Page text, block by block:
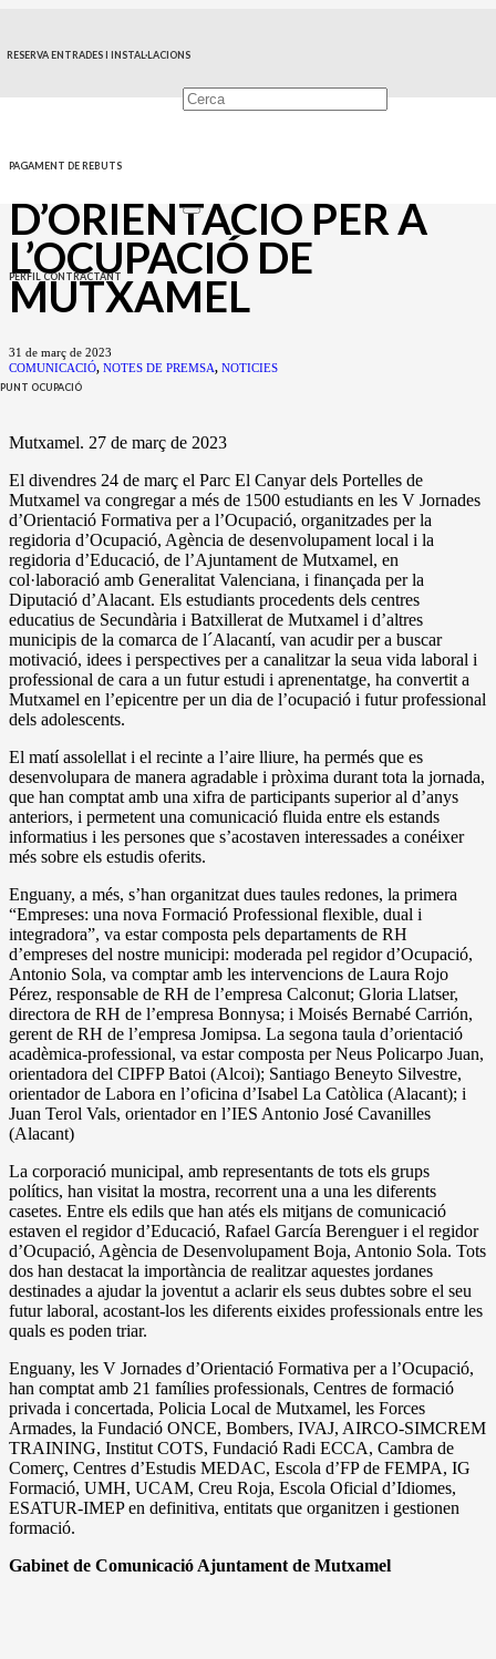
RESERVA ENTRADES I INSTAL·LACIONS
PAGAMENT DE REBUTS
PERFIL CONTRACTANT
PUNT OCUPACIÓ
MÉS DE 1500
ESTUDIANTS
JORNADES
D’ORIENTACIÓ PER A
L’OCUPACIÓ DE
MUTXAMEL
31 de març de 2023
COMUNICACIÓ, NOTES DE PREMSA, NOTICIES
Mutxamel. 27 de març de 2023
El divendres 24 de març el Parc El Canyar dels Portelles de
Mutxamel va congregar a més de 1500 estudiants en les V Jornades
d’Orientació Formativa per a l’Ocupació, organitzades per la
regidoria d’Ocupació, Agència de desenvolupament local i la
regidoria d’Educació, de l’Ajuntament de Mutxamel, en
col·laboració amb Generalitat Valenciana, i finançada per la
Diputació d’Alacant. Els estudiants procedents dels centres
educatius de Secundària i Batxillerat de Mutxamel i d’altres
municipis de la comarca de l´Alacantí, van acudir per a buscar
motivació, idees i perspectives per a canalitzar la seua vida laboral i
professional de cara a un futur estudi i aprenentatge, ha convertit a
Mutxamel en l’epicentre per un dia de l’ocupació i futur professional
dels adolescents.
El matí assolellat i el recinte a l’aire lliure, ha permés que es
desenvolupara de manera agradable i pròxima durant tota la jornada,
que han comptat amb una xifra de participants superior al d’anys
anteriors, i permetent una comunicació fluida entre els estands
informatius i les persones que s’acostaven interessades a conéixer
més sobre els estudis oferits.
Enguany, a més, s’han organitzat dues taules redones, la primera
“Empreses: una nova Formació Professional flexible, dual i
integradora”, va estar composta pels departaments de RH
d’empreses del nostre municipi: moderada pel regidor d’Ocupació,
Antonio Sola, va comptar amb les intervencions de Laura Rojo
Pérez, responsable de RH de l’empresa Calconut; Gloria Llatser,
directora de RH de l’empresa Bonnysa; i Moisés Bernabé Carrión,
gerent de RH de l’empresa Jomipsa. La segona taula d’orientació
acadèmica-professional, va estar composta per Neus Policarpo Juan,
orientadora del CIPFP Batoi (Alcoi); Santiago Beneyto Silvestre,
orientador de Labora en l’oficina d’Isabel La Catòlica (Alacant); i
Juan Terol Vals, orientador en l’IES Antonio José Cavanilles
(Alacant)
La corporació municipal, amb representants de tots els grups
polítics, han visitat la mostra, recorrent una a una les diferents
casetes. Entre els edils que han atés els mitjans de comunicació
estaven el regidor d’Educació, Rafael García Berenguer i el regidor
d’Ocupació, Agència de Desenvolupament Boja, Antonio Sola. Tots
dos han destacat la importància de realitzar aquestes jordanes
destinades a ajudar la joventut a aclarir els seus dubtes sobre el seu
futur laboral, acostant-los les diferents eixides professionals entre les
quals es poden triar.
Enguany, les V Jornades d’Orientació Formativa per a l’Ocupació,
han comptat amb 21 famílies professionals, Centres de formació
privada i concertada, Policia Local de Mutxamel, les Forces
Armades, la Fundació ONCE, Bombers, IVAJ, AIRCO-SIMCREM
TRAINING, Institut COTS, Fundació Radi ECCA, Cambra de
Comerç, Centres d’Estudis MEDAC, Escola d’FP de FEMPA, IG
Formació, UMH, UCAM, Creu Roja, Escola Oficial d’Idiomes,
ESATUR-IMEP en definitiva, entitats que organitzen i gestionen
formació.
Gabinet de Comunicació Ajuntament de Mutxamel